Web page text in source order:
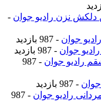
دلکش نزن رادیو جوان -
جوان - 987 بازدید
جوان - 987 بازدید
رادیو جوان
- 987
جوان - 987 بازدید
رادیو جوان
- 987